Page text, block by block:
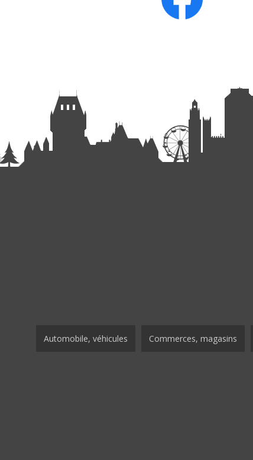
Automobile, véhicules Commerces, magasins